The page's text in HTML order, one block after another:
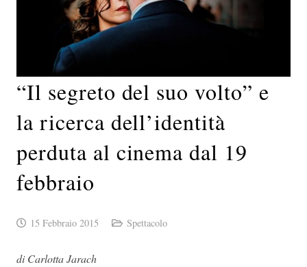
“Il segreto del suo volto” e
la ricerca dell’identità
perduta al cinema dal 19
febbraio
15 Febbraio 2015 Spettacolo
di Carlotta Jarach